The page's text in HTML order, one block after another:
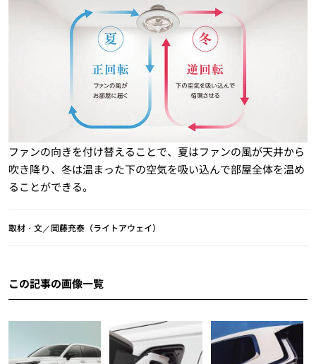
ファンの向きを付け替えることで、夏はファンの風が天井から
吹き降り、冬は温まった下の空気を吸い込んで部屋全体を温め
ることができる。
取材・文／岡藤充泰（ライトアウェイ）
この記事の画像一覧